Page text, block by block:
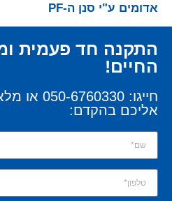
אדומים ע"י סנן ה-PF
התקנה חד פעמית
החיים!
חייגו:
אליכם בהקדם: